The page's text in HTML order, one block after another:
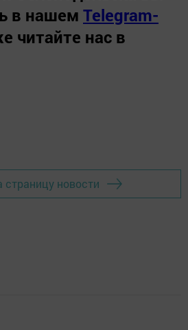
в нашем Telegram-
читайте нас в
страницу новости